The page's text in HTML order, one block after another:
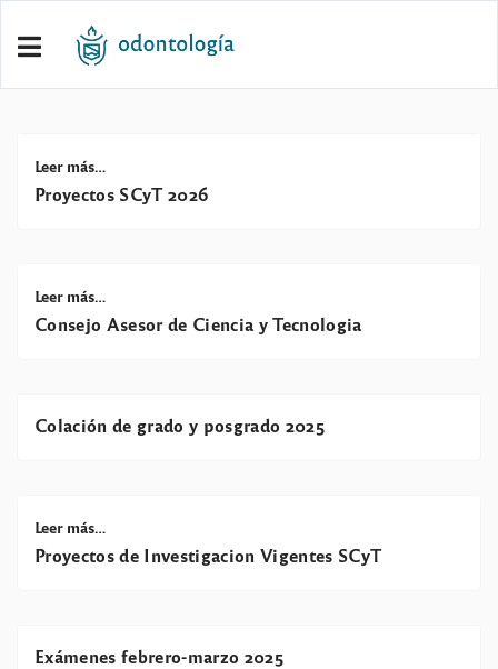
Proyectos SCyT 2026
Leer más…
Consejo Asesor de Ciencia y Tecnologia
Leer más…
Colación de grado y posgrado 2025
Proyectos de Investigacion Vigentes SCyT
Leer más…
Exámenes febrero-marzo 2025